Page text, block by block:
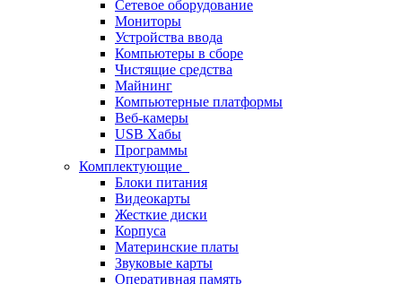
Сетевое оборудование
Мониторы
Устройства ввода
Компьютеры в сборе
Чистящие средства
Майнинг
Компьютерные платформы
Веб-камеры
USB Хабы
Программы
Комплектующие
Блоки питания
Видеокарты
Жесткие диски
Корпуса
Материнские платы
Звуковые карты
Оперативная память